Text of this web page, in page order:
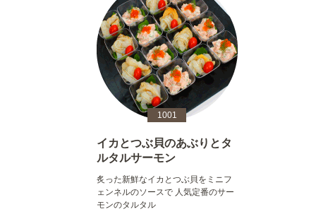
1001
イカとつぶ貝のあぶりとタ
ルタルサーモン
炙った新鮮なイカとつぶ貝をミニフ
ェンネルのソースで 人気定番のサー
モンのタルタル